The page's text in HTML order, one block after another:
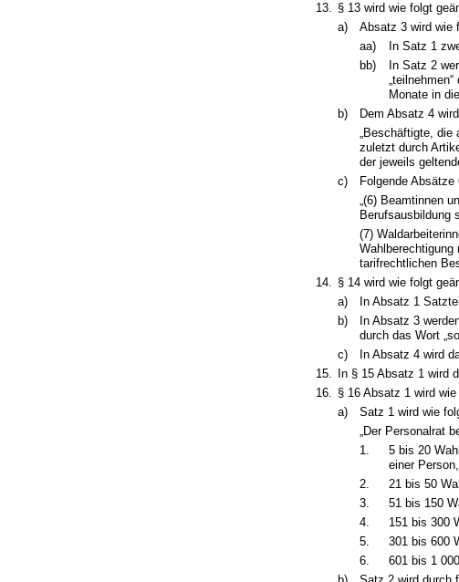
13. § 13 wird wie folgt
a)
Absatz 3 wird wie
aa)
In Satz 1
bb)
In Satz 2
Monate in
b)
Dem Absatz 4
„Beschäftigte, die
zuletzt durch
der jeweils
c)
Folgende
„(6) Beamtinnen
Berufsausbildung
(7)
Wahlberechtigung
tarifrechtlichen
14. § 14 wird wie folgt
a)
In Absatz 1
b)
In Absatz 3
durch das Wort
c)
In Absatz 4 wird
15.
In § 15 Absatz 1 wird
16. § 16 Absatz 1 wird
a)
Satz 1 wird wie
„Der Personalrat
1.
5 bis 20
einer Person,
2.
21 bis 50
3.
51 bis 150
4.
151 bis 300
5.
301 bis 600
6.
601 bis 1